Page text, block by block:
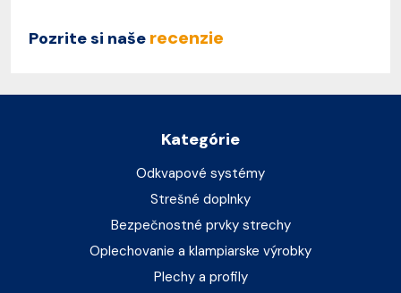
Pozrite si naše recenzie
Kategórie
Odkvapové systémy
Strešné doplnky
Bezpečnostné prvky strechy
Oplechovanie a klampiarske výrobky
Plechy a profily